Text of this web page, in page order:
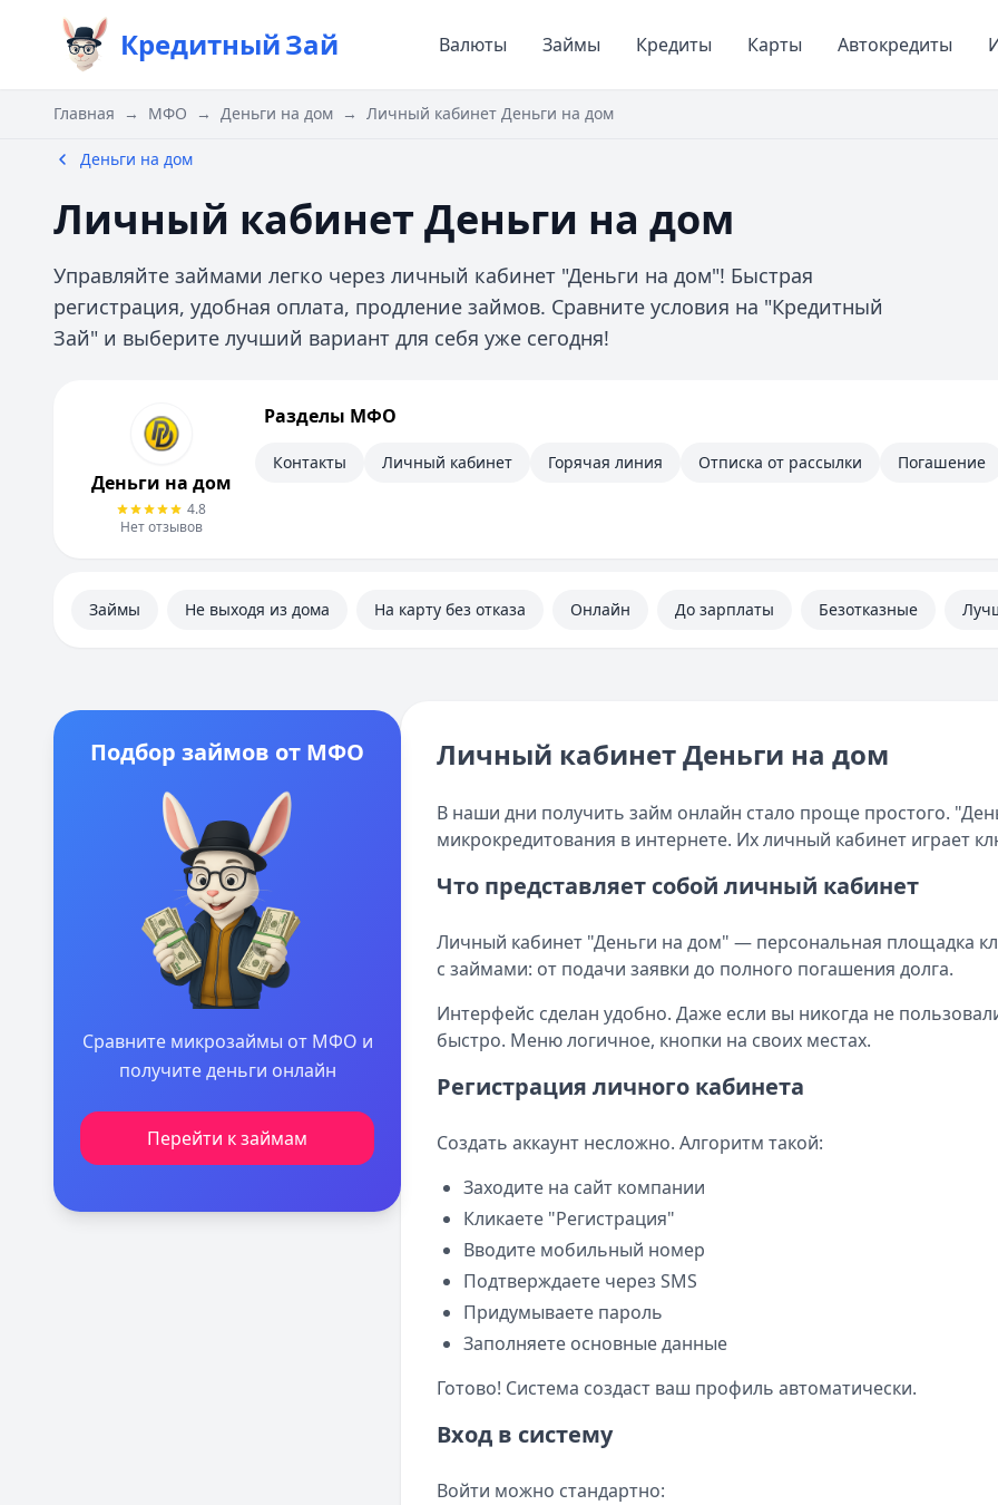
КредитныйЗай Валюты Займы Кредиты Карты Автокредиты
Главная → МФО → Деньги на дом → Личный кабинет Деньги на дом
Деньги на дом
Личный кабинет Деньги на дом
Управляйте займами легко через личный кабинет "Деньги на дом"! Быстрая
регистрация, удобная оплата, продление займов. Сравните условия на "Кредитный
Зай" и выберите лучший вариант для себя уже сегодня!
Информация
Деньги на дом
4.8
Нет отзывов
Разделы МФО
Контакты Личный кабинет Горячая линия Отписка от рассылки Погашение
Займы Не выходя из дома На карту без отказа Онлайн До зарплаты Безотказные
Подбор займов от МФО
Сравните микрозаймы от МФО и
получите деньги онлайн
Перейти к займам
Личный кабинет Деньги на дом
В наши дни получить займ онлайн стало проще простого.
микрокредитования в интернете. Их личный кабинет играет
Что представляет собой личный кабинет
Личный кабинет "Деньги на дом" — персональная площадка
с займами: от подачи заявки до полного погашения долга.
Интерфейс сделан удобно. Даже если вы никогда не
быстро. Меню логичное, кнопки на своих местах.
Регистрация личного кабинета
Создать аккаунт несложно. Алгоритм такой:
Заходите на сайт компании
Кликаете "Регистрация"
Вводите мобильный номер
Подтверждаете через SMS
Придумываете пароль
Заполняете основные данные
Готово! Система создаст ваш профиль автоматически.
Вход в систему
Войти можно стандартно: